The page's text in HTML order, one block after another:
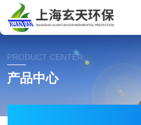
PRODUCT CENTER
产品中心